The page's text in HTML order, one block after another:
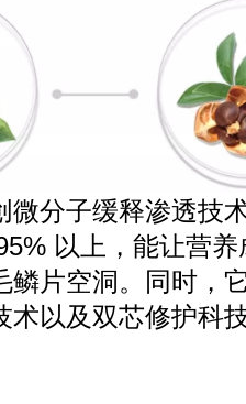
微分子缓释渗透技
以上，能让营
鳞片空洞。同时，
术以及双芯修护科